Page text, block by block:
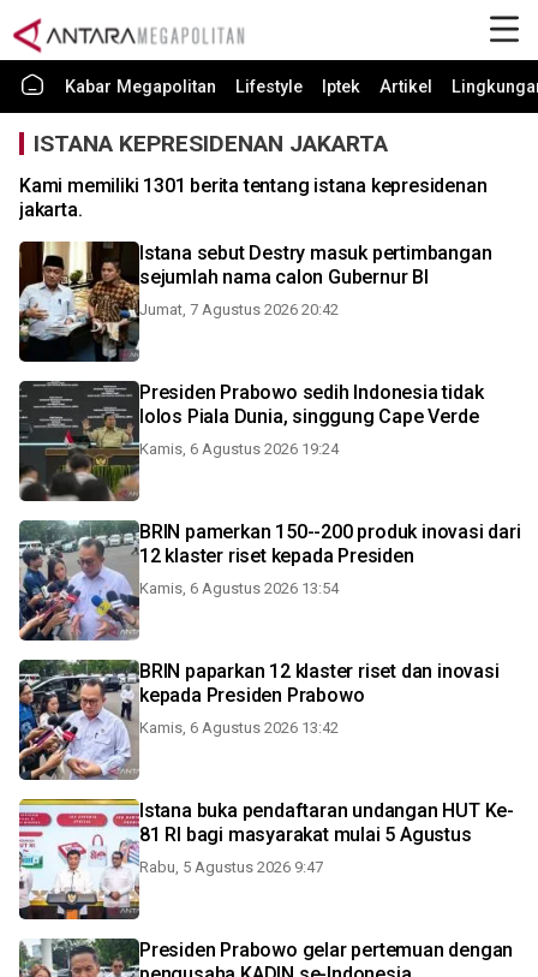
Kabar Megapolitan Lifestyle Iptek Artikel
ISTANA KEPRESIDENAN JAKARTA
Kami memiliki 1301 berita tentang istana kepresidenan
jakarta.
Istana sebut Destry masuk pertimbangan
sejumlah nama calon Gubernur BI
Jumat, 7 Agustus 2026 20:42
Presiden Prabowo sedih Indonesia tidak
lolos Piala Dunia, singgung Cape Verde
Kamis, 6 Agustus 2026 19:24
BRIN pamerkan 150--200 produk inovasi dari
12 klaster riset kepada Presiden
Kamis, 6 Agustus 2026 13:54
BRIN paparkan 12 klaster riset dan inovasi
kepada Presiden Prabowo
Kamis, 6 Agustus 2026 13:42
Istana buka pendaftaran undangan HUT Ke-
81 RI bagi masyarakat mulai 5 Agustus
Rabu, 5 Agustus 2026 9:47
Presiden Prabowo gelar pertemuan dengan